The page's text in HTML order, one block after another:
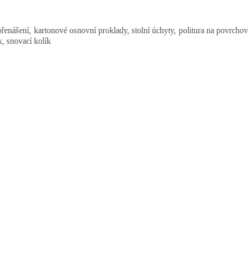
kartonové osnovní proklady, stolní úchyty, politura na
snovací kolík